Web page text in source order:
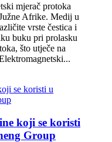
mjerač protoka
Afrike. Medij u
vrste čestica i
buku pri prolasku
što utječe na
koji se koristi
Group